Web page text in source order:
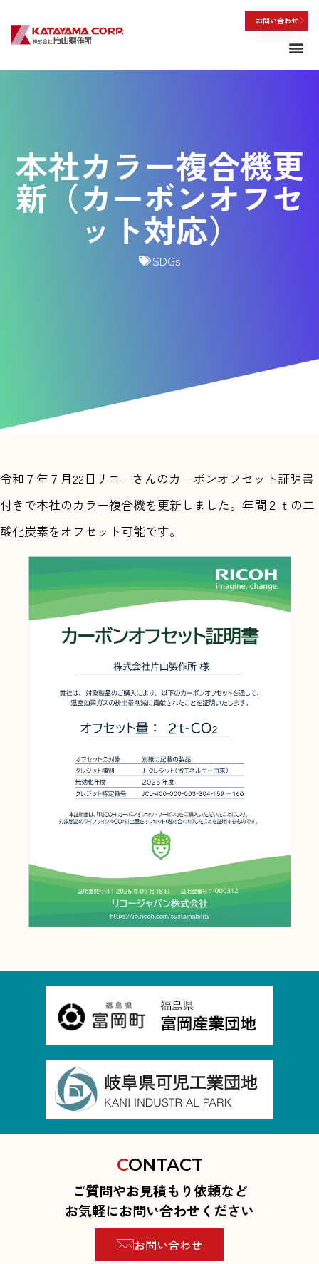
お問い合わせ
本社カラー複合機更
新（カーボンオフセ
ット対応）
SDGs
令和７年７月22日リコーさんのカーボンオフセット証明書
付きで本社のカラー複合機を更新しました。年間２ｔの二
酸化炭素をオフセット可能です。
CONTACT
ご質問やお見積もり依頼など
お気軽にお問い合わせください
お問い合わせ